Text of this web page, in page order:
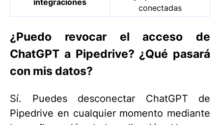
conectadas
¿Puedo revocar el acceso de
ChatGPT a Pipedrive? ¿Qué pasará
con mis datos?
Sí. Puedes desconectar ChatGPT de
Pipedrive en cualquier momento mediante